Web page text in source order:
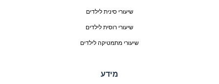
שיעורי סינית לילדים
שיעורי רוסית לילדים
שיעורי מתמטיקה לילדים
מידע